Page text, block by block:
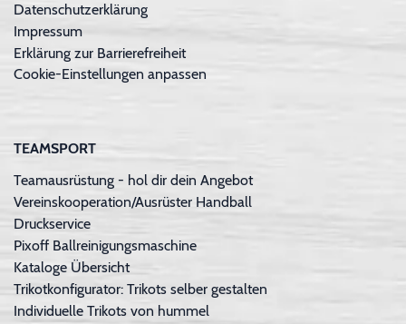
Datenschutzerklärung
Impressum
Erklärung zur Barrierefreiheit
Cookie-Einstellungen anpassen
TEAMSPORT
Teamausrüstung - hol dir dein Angebot
Vereinskooperation/Ausrüster Handball
Druckservice
Pixoff Ballreinigungsmaschine
Kataloge Übersicht
Trikotkonfigurator: Trikots selber gestalten
Individuelle Trikots von hummel